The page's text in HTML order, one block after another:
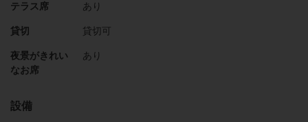
テラス席 あり
貸切 貸切可
夜景がきれい
なお席
あり
設備